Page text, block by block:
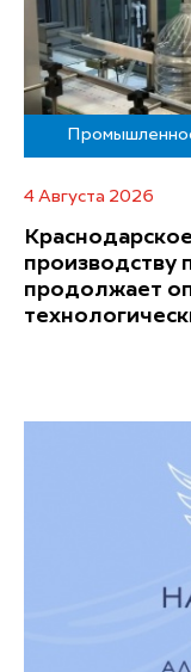
4 Августа 2026
производству
продолжает